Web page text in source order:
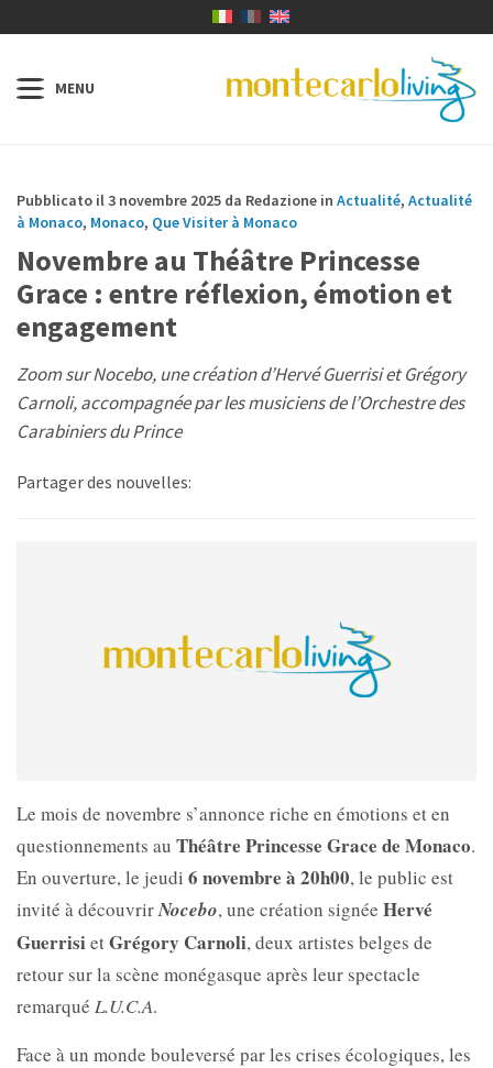
Pubblicato il 3 novembre 2025 da Redazione in Actualité, Actualité
à Monaco, Monaco, Que Visiter à Monaco
Novembre au Théâtre Princesse
Grace : entre réflexion, émotion et
engagement
Zoom sur Nocebo, une création d’Hervé Guerrisi et Grégory
Carnoli, accompagnée par les musiciens de l’Orchestre des
Carabiniers du Prince
Partager des nouvelles:
Le mois de novembre s’annonce riche en émotions et en
questionnements au Théâtre Princesse Grace de Monaco.
En ouverture, le jeudi 6 novembre à 20h00, le public est
invité à découvrirNocebo, une création signée Hervé
GuerrisietGrégory Carnoli, deux artistes belges de
retour sur la scène monégasque après leur spectacle
remarqué L.U.C.A.
Face à un monde bouleversé par les crises écologiques, les